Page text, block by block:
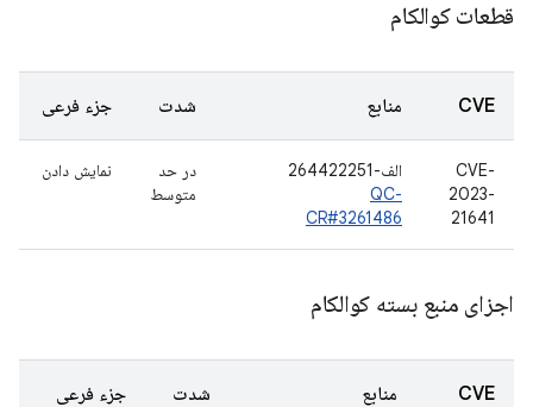
قطعات کوالکام
CVE منابع شدت جزء فرعی
CVE-
2023-
21641
الف-264422251
QC-
CR#3261486
در حد
متوسط
نمایش دادن
اجزای منبع بسته کوالکام
CVE منابع شدت جزء فرعی